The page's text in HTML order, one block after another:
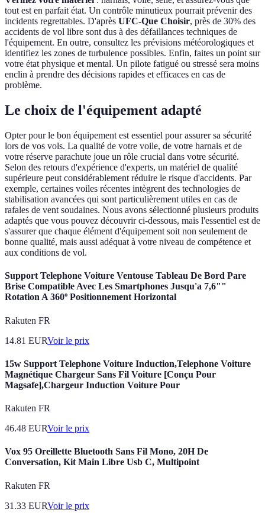
tout est en parfait état. Un contrôle minutieux pourrait prévenir des
incidents regrettables. D'après UFC-Que Choisir, près de 30% des
accidents de vol libre sont dus à des défaillances techniques de
l'équipement. En outre, consultez les prévisions météorologiques et
identifiez les zones de turbulence possibles. Enfin, faites un point sur
votre état physique et mental. Un pilote fatigué ou stressé sera moins
enclin à prendre des décisions rapides et efficaces en cas de
problème.
Le choix de l'équipement adapté
Opter pour le bon équipement est essentiel pour assurer sa sécurité
lors de vos vols. La qualité de votre voile, de votre harnais et de
votre réserve parachute joue un rôle crucial dans votre sécurité.
Selon des retours d'expérience d'experts, un matériel de qualité
supérieure peut considérablement réduire le risque d'accidents. Par
exemple, certaines voiles récentes intègrent des technologies de
stabilisation avancées qui sont particulièrement utiles en cas de
rafales de vent soudaines. Nous avons sélectionné plusieurs produits
adaptés que vous pouvez découvrir ci-dessous, mais l'essentiel est de
s'assurer que chaque élément d'équipement soit non seulement de
bonne qualité, mais aussi adéquat à votre niveau de compétence et
aux conditions de vol.
Support Telephone Voiture Ventouse Tableau De Bord Pare
Brise Compatible Avec Les Smartphones Jusqu'a 7,6""
Rotation A 360º Positionnement Horizontal
Rakuten FR
14.81 EURVoir le prix
15w Support Telephone Voiture Induction,Telephone Voiture
Magnétique Chargeur Sans Fil Voiture [Conçu Pour
Magsafe],Chargeur Induction Voiture Pour
Rakuten FR
46.48 EURVoir le prix
Vox 95 Oreillette Bluetooth Sans Fil Mono, 20H De
Conversation, Kit Main Libre Usb C, Multipoint
Rakuten FR
31.33 EURVoir le prix